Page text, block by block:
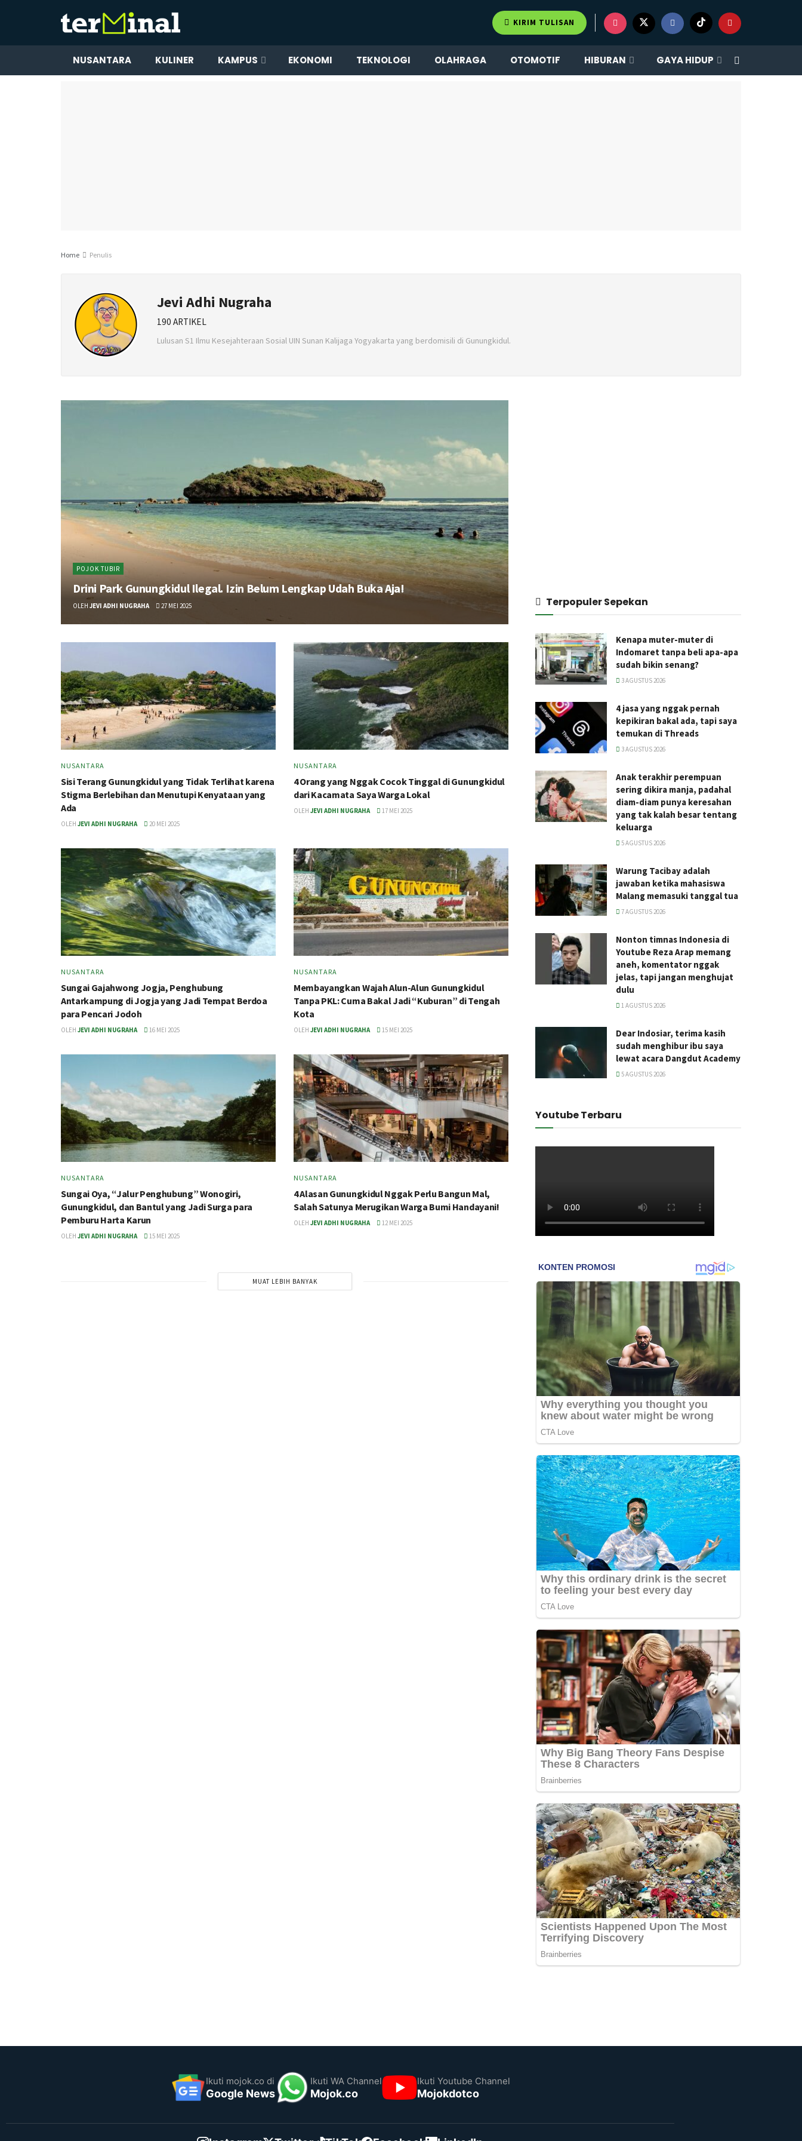
KIRIM TULISAN
NUSANTARA KULINER KAMPUS EKONOMI TEKNOLOGI OLAHRAGA OTOMOTIF HIBURAN GAYA HIDUP
Home Penulis
Jevi Adhi Nugraha
190 ARTIKEL
Lulusan S1 Ilmu Kesejahteraan Sosial UIN Sunan Kalijaga Yogyakarta yang berdomisili di Gunungkidul.
POJOK TUBIR
Drini Park Gunungkidul Ilegal. Izin Belum Lengkap Udah Buka Aja!
OLEH JEVI ADHI NUGRAHA 27 MEI 2025
NUSANTARA
Sisi Terang Gunungkidul yang Tidak Terlihat karena
Stigma Berlebihan dan Menutupi Kenyataan yang
Ada
OLEH JEVI ADHI NUGRAHA 20 MEI 2025
NUSANTARA
4 Orang yang Nggak Cocok Tinggal di Gunungkidul
dari Kacamata Saya Warga Lokal
OLEH JEVI ADHI NUGRAHA 17 MEI 2025
NUSANTARA
Sungai Gajahwong Jogja, Penghubung
Antarkampung di Jogja yang Jadi Tempat Berdoa
para Pencari Jodoh
OLEH JEVI ADHI NUGRAHA 16 MEI 2025
NUSANTARA
Membayangkan Wajah Alun-Alun Gunungkidul
Tanpa PKL: Cuma Bakal Jadi “Kuburan” di Tengah
Kota
OLEH JEVI ADHI NUGRAHA 15 MEI 2025
NUSANTARA
Sungai Oya, “Jalur Penghubung” Wonogiri,
Gunungkidul, dan Bantul yang Jadi Surga para
Pemburu Harta Karun
OLEH JEVI ADHI NUGRAHA 15 MEI 2025
NUSANTARA
4 Alasan Gunungkidul Nggak Perlu Bangun Mal,
Salah Satunya Merugikan Warga Bumi Handayani!
OLEH JEVI ADHI NUGRAHA 12 MEI 2025
MUAT LEBIH BANYAK
Terpopuler Sepekan
Kenapa muter-muter di
Indomaret tanpa beli apa-apa
sudah bikin senang?
3 AGUSTUS 2026
4 jasa yang nggak pernah
kepikiran bakal ada, tapi saya
temukan di Threads
3 AGUSTUS 2026
Anak terakhir perempuan
sering dikira manja, padahal
diam-diam punya keresahan
yang tak kalah besar tentang
keluarga
5 AGUSTUS 2026
Warung Tacibay adalah
jawaban ketika mahasiswa
Malang memasuki tanggal tua
7 AGUSTUS 2026
Nonton timnas Indonesia di
Youtube Reza Arap memang
aneh, komentator nggak
jelas, tapi jangan menghujat
dulu
1 AGUSTUS 2026
Dear Indosiar, terima kasih
sudah menghibur ibu saya
lewat acara Dangdut Academy
5 AGUSTUS 2026
Youtube Terbaru
Ikuti mojok.co di
Google News
Ikuti WA Channel
Mojok.co
Ikuti Youtube Channel
Mojokdotco